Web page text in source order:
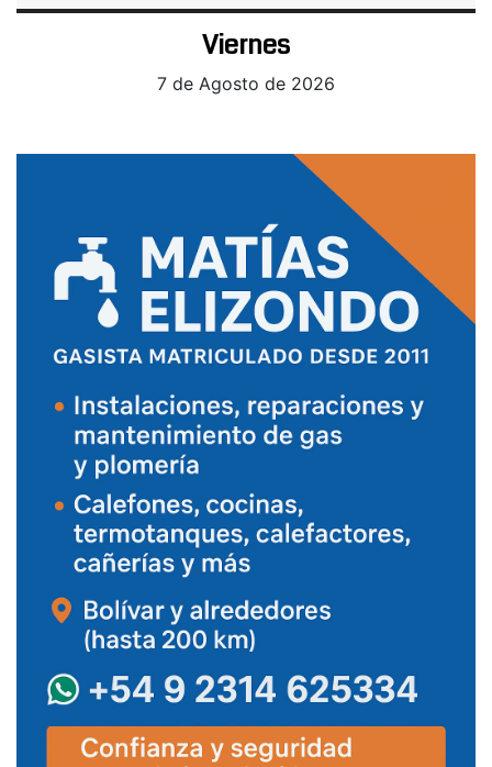
Viernes
7 de Agosto de 2026